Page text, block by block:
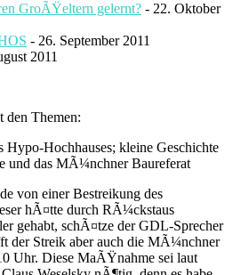
GroÃŸeltern gelernt? - 22. Oktober
- 26. September 2011
2011
den Themen:
Hochhauses; kleine Geschichte
und das MÃ¼nchner Baureferat
von einer Bestreikung des
hÃ¤tte durch RÃ¼ckstaus
gehabt, schÃ¤tze der GDL-Sprecher
der Streik aber auch die MÃ¼nchner
Uhr. Diese MaÃŸnahme sei laut